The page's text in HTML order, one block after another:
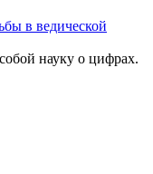
в ведической
науку о цифрах.